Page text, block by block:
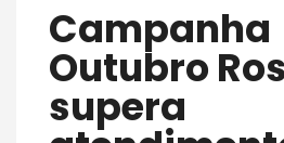
Campanha
Outubro
supera